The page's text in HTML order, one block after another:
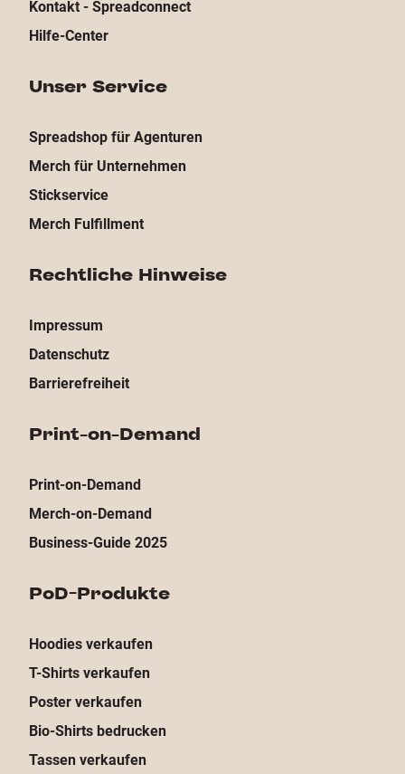
Kontakt - Spreadconnect
Hilfe-Center
Unser Service
Spreadshop für Agenturen
Merch für Unternehmen
Stickservice
Merch Fulfillment
Rechtliche Hinweise
Impressum
Datenschutz
Barrierefreiheit
Print-on-Demand
Print-on-Demand
Merch-on-Demand
Business-Guide 2025
PoD-Produkte
Hoodies verkaufen
T-Shirts verkaufen
Poster verkaufen
Bio-Shirts bedrucken
Tassen verkaufen